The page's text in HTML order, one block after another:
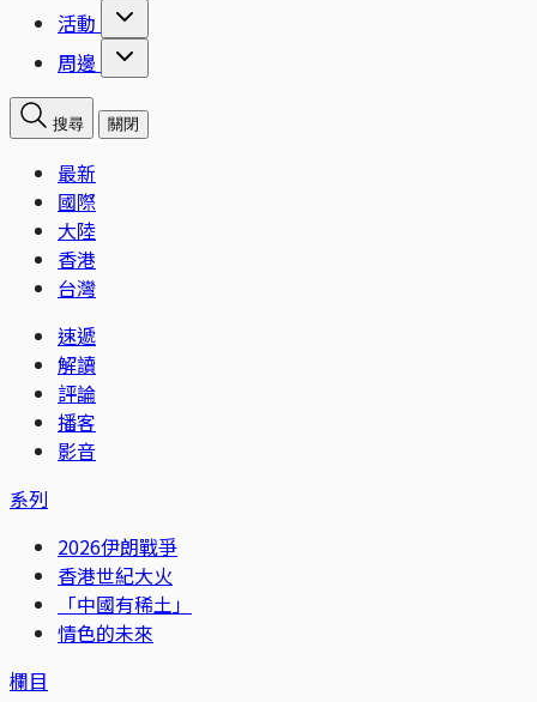
活動
周邊
搜尋 關閉
最新
國際
大陸
香港
台灣
速遞
解讀
評論
播客
影音
系列
2026伊朗戰爭
香港世紀大火
「中國有稀土」
情色的未來
欄目